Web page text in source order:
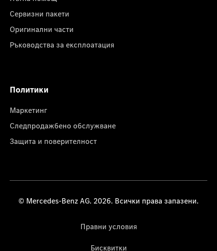
Сервизни пакети
Оригинални части
Ръководства за експлоатация
Политики
Маркетинг
Следпродажбено обслужване
Защита и поверителност
© Mercedes-Benz AG. 2026. Всички права запазени.
Правни условия
Бисквитки